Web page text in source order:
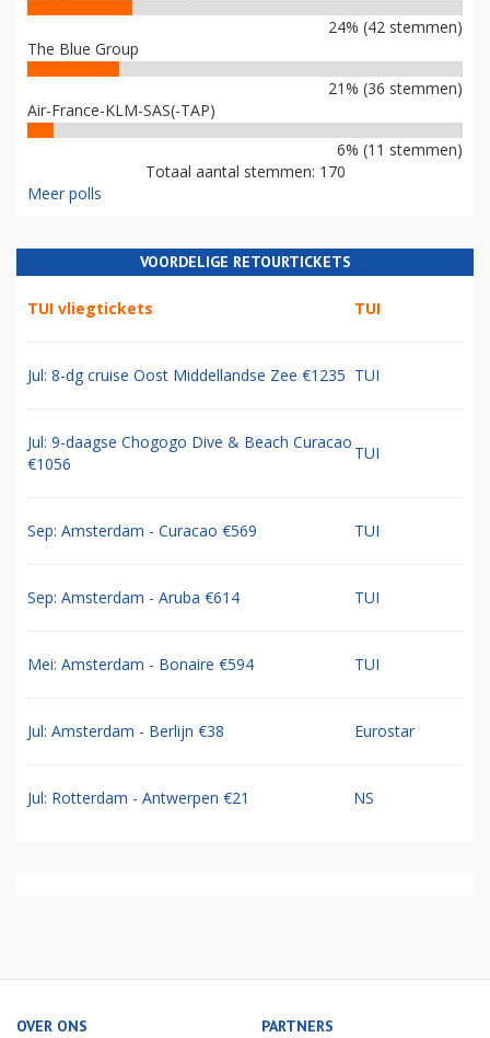
24% (42 stemmen)
The Blue Group
21% (36 stemmen)
Air-France-KLM-SAS(-TAP)
6% (11 stemmen)
Totaal aantal stemmen: 170
Meer polls
VOORDELIGE RETOURTICKETS
TUI vliegtickets TUI
Jul: 8-dg cruise Oost Middellandse Zee €1235 TUI
Jul: 9-daagse Chogogo Dive & Beach Curacao
€1056
TUI
Sep: Amsterdam - Curacao €569 TUI
Sep: Amsterdam - Aruba €614 TUI
Mei: Amsterdam - Bonaire €594 TUI
Jul: Amsterdam - Berlijn €38 Eurostar
Jul: Rotterdam - Antwerpen €21 NS
OVER ONS PARTNERS